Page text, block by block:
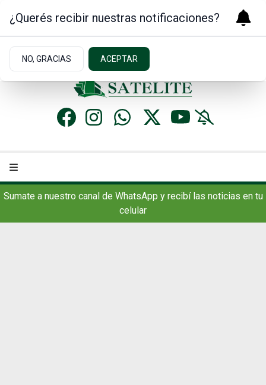
12.1ºc | Concordia, AR
Sumate a nuestro canal de WhatsApp y recibí las noticias en tu
celular
¿Querés recibir nuestras notificaciones?
NO, GRACIAS ACEPTAR